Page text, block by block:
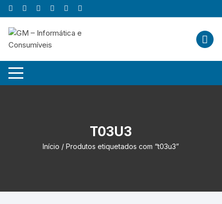
Skip
to
content
T03U3
Início / Produtos etiquetados com “t03u3”